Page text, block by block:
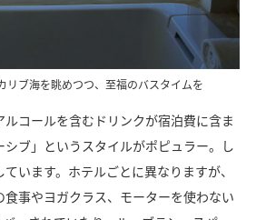
リブ海を眺めつつ、至福のバスタイムを
コールを含むドリンクが宿泊費に含ま
ブ」というスタイルがポピュラー。し
います。ホテルごとに異なりますが、
食事やヨガクラス、モーターを使わない